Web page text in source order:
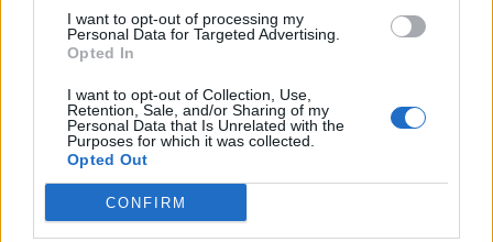
I want to opt-out of processing my
Personal Data for Targeted Advertising.
Opted In
I want to opt-out of Collection, Use,
Retention, Sale, and/or Sharing of my
Personal Data that Is Unrelated with the
Purposes for which it was collected.
Opted Out
CONFIRM
νέου Διεθνούς Αερολιμένα
Ηρακλείου Κρήτης στο Καστέλλι
Δημόσιο: Άκυρες από 1η
Οκτωβρίου οι εγκύκλιοι που δεν
των φορέων
07/08/26